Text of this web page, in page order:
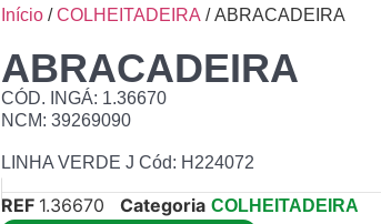
Início /COLHEITADEIRA / ABRACADEIRA
ABRACADEIRA
CÓD. INGÁ: 1.36670
NCM: 39269090
LINHA VERDE J Cód: H224072
REF 1.36670 Categoria COLHEITADEIRA